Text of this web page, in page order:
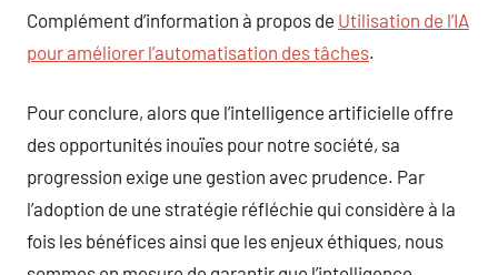
Complément d’information à propos de Utilisation de l’IA
pour améliorer l’automatisation des tâches.
Pour conclure, alors que l’intelligence artificielle offre
des opportunités inouïes pour notre société, sa
progression exige une gestion avec prudence. Par
l’adoption de une stratégie réfléchie qui considère à la
fois les bénéfices ainsi que les enjeux éthiques, nous